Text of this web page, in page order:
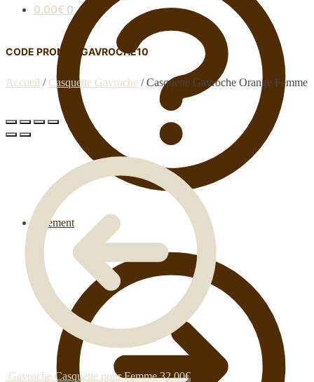
Paiement
0.00€ 0
CODE PROMO : GAVROCHE10
Accueil / Casquette Gavroche /Casquette Gavroche Orange Femme
Gavroche Casquette pour Femme 32.00€